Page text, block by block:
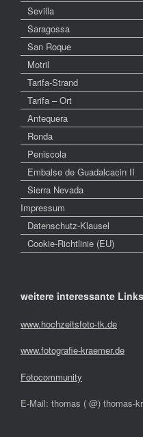
Sevilla
Saragossa
San Roque
Motril
Tarifa-Strand
Tarifa – Ort
Antequera
Ronda
Peniscola
Embalse de Guadalcacin II
Sierra Nevada
Impressum
Datenschutz-Klausel
Cookie-Richtlinie (EU)
weitere interessante Links
www.hochzeitsfoto-tk.de
www.fotografie-kraemer.de
Fotocommunity
E-Mail: thomas ( @) thomas-